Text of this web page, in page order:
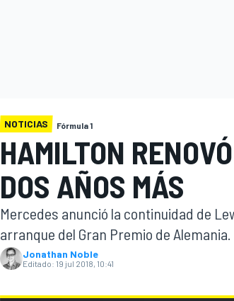
INDYCAR
NOTICIAS Fórmula 1
HAMILTON
DOS AÑOS MÁS
Mercedes anunció la continuidad de
arranque del Gran Premio de Alemania.
Jonathan Noble
Editado: 19 jul 2018, 10:41